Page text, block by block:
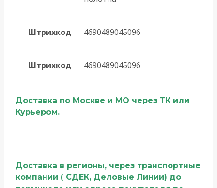
Штрихкод 4690489045096
Штрихкод 4690489045096
Доставка по Москве и МО через ТК или
Курьером.
Доставка в регионы, через транспортные
компании ( СДЕК, Деловые Линии) до